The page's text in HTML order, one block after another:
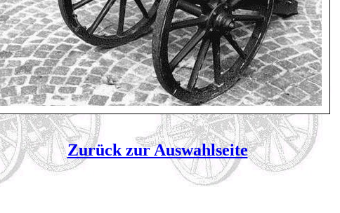
Zurück zur Auswahlseite